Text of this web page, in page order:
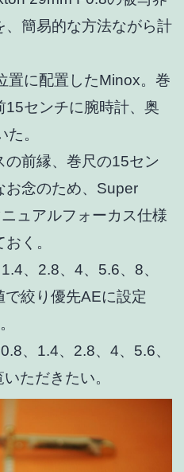
簡易的な方法ながら計
置に配置したMinox。巻
15センチに腕時計、奥
。
の前縁、巻尺の15セン
お念のため、Super
ュアルフォーカス仕様
く。
、2.8、4、5.6、8、
絞り優先AEに設定
、1.4、2.8、4、5.6、
ただきたい。